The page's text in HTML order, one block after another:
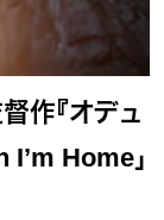
作『オデュ
I’m Home」